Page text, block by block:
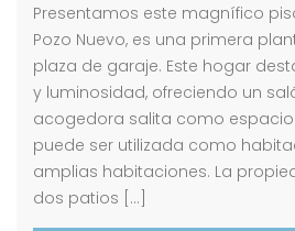
Presentamos este magnífico
Pozo Nuevo, es una primera
plaza de garaje. Este hogar
y luminosidad, ofreciendo un
acogedora salita como
puede ser utilizada como
amplias habitaciones. La
dos patios […]